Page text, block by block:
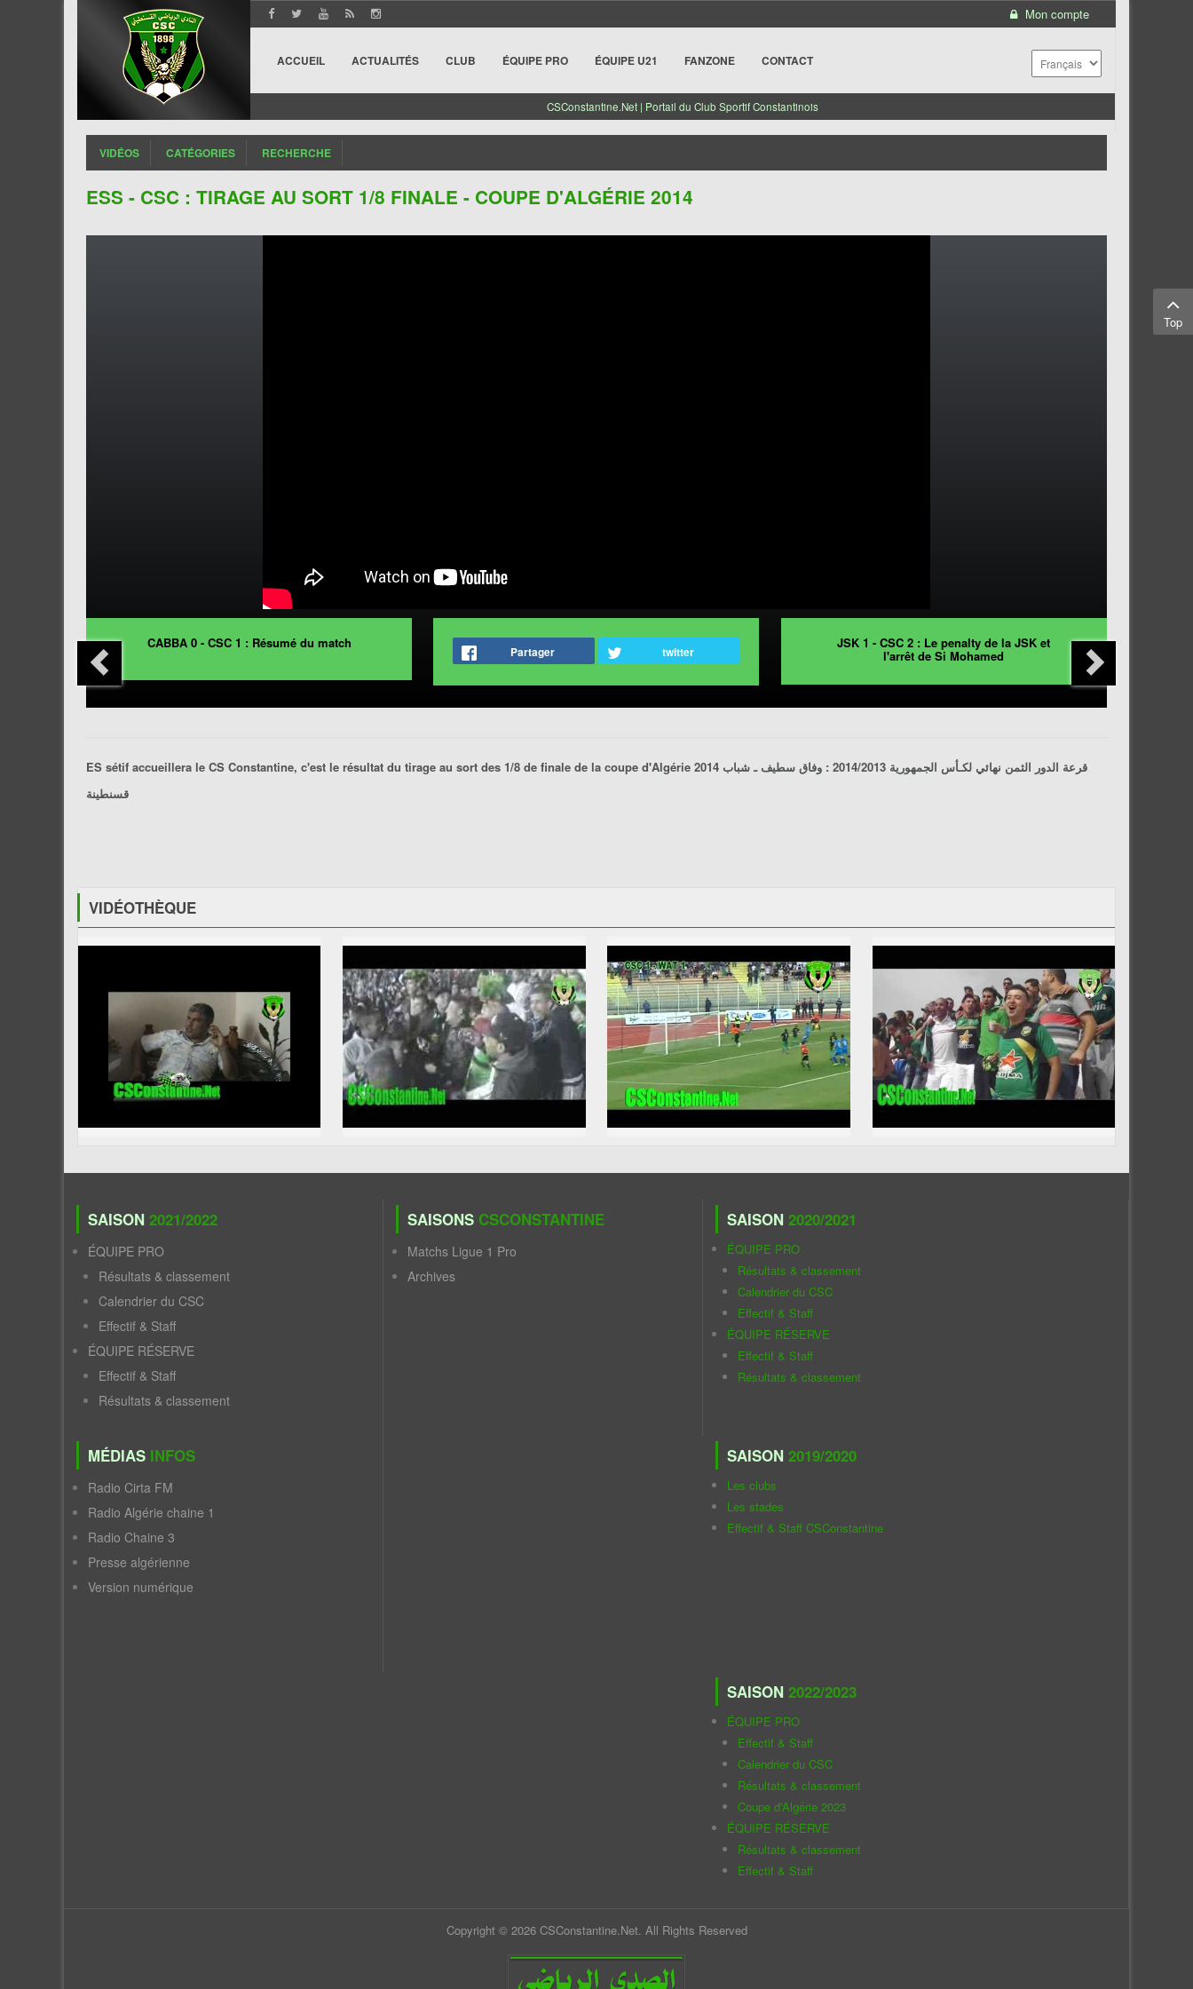
Mon compte
ACCUEIL ACTUALITÉS CLUB ÉQUIPE PRO ÉQUIPE U21 FANZONE CONTACT
CSConstantine.Net | Portail du Club Sportif Constantinois
VIDÉOS CATÉGORIES RECHERCHE
ESS - CSC : TIRAGE AU SORT 1/8 FINALE - COUPE D'ALGÉRIE 2014
CABBA 0 - CSC 1 : Résumé du match
Partager twitter
JSK 1 - CSC 2 : Le penalty de la JSK et
l'arrêt de Si Mohamed
ES sétif accueillera le CS Constantine, c'est le résultat du tirage au sort des 1/8 de finale de la coupe d'Algérie 2014 قرعة الدور الثمن نهائي لكـأس الجمهورية 2014/2013 : وفاق سطيف ـ شباب
قسنطينة
VIDÉOTHÈQUE
SAISON 2021/2022
ÉQUIPE PRO
Résultats & classement
Calendrier du CSC
Effectif & Staff
ÉQUIPE RÉSERVE
Effectif & Staff
Résultats & classement
MÉDIAS INFOS
Radio Cirta FM
Radio Algérie chaine 1
Radio Chaine 3
Presse algérienne
Version numérique
SAISONS CSCONSTANTINE
Matchs Ligue 1 Pro
Archives
SAISON 2020/2021
ÉQUIPE PRO
Résultats & classement
Calendrier du CSC
Effectif & Staff
ÉQUIPE RÉSERVE
Effectif & Staff
Résultats & classement
SAISON 2019/2020
Les clubs
Les stades
Effectif & Staff CSConstantine
SAISON 2022/2023
ÉQUIPE PRO
Effectif & Staff
Calendrier du CSC
Résultats & classement
Coupe d'Algérie 2023
ÉQUIPE RÉSERVE
Résultats & classement
Effectif & Staff
Copyright © 2026 CSConstantine.Net. All Rights Reserved
Top